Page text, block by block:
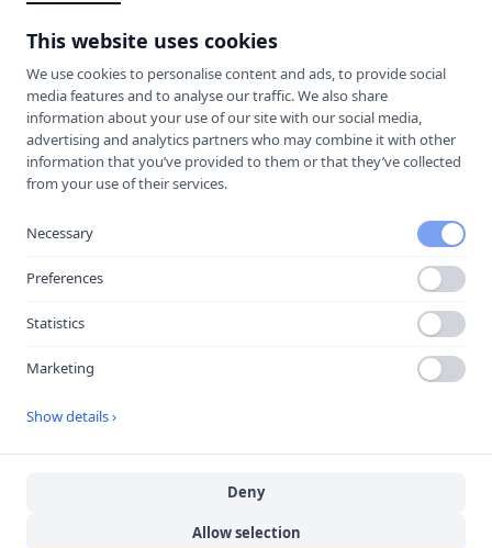
Hitta hit
2026-08-06
This website uses cookies
We use cookies to personalise content and ads, to provide social
media features and to analyse our traffic. We also share
information about your use of our site with our social media,
advertising and analytics partners who may combine it with other
information that you’ve provided to them or that they’ve collected
from your use of their services.
Necessary
Preferences
Statistics
Marketing
Show details ›
Deny
Allow selection